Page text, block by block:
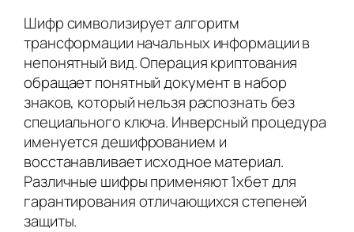
Шифр символизирует алгоритм
трансформации начальных информации в
непонятный вид. Операция криптования
обращает понятный документ в набор
знаков, который нельзя распознать без
специального ключа. Инверсный процедура
именуется дешифрованием и
восстанавливает исходное материал.
Различные шифры применяют 1хбет для
гарантирования отличающихся степеней
защиты.